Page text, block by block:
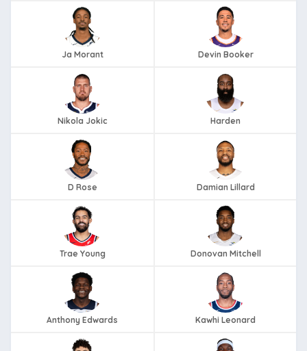
Ja Morant Devin Booker
Nikola Jokic Harden
D Rose Damian Lillard
Trae Young Donovan Mitchell
Anthony Edwards Kawhi Leonard